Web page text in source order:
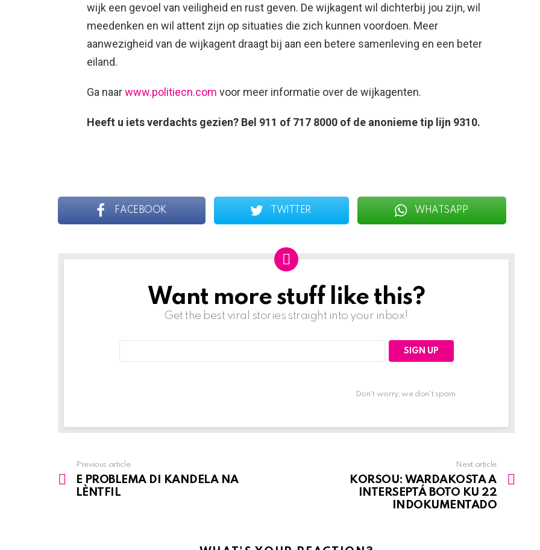
wijk een gevoel van veiligheid en rust geven. De wijkagent wil dichterbij jou zijn, wil
meedenken en wil attent zijn op situaties die zich kunnen voordoen. Meer
aanwezigheid van de wijkagent draagt bij aan een betere samenleving en een beter
eiland.
Ga naarwww.politiecn.com voor meer informatie over de wijkagenten.
Heeft u iets verdachts gezien? Bel 911 of 717 8000 of de anonieme tip lijn 9310.
FACEBOOK TWITTER WHATSAPP
NEWSLETTERWant more stuff like this?
Get the best viral stories straight into your inbox!
Don't worry, we don't spam
See
more
Previous article
E PROBLEMA DI KANDELA NA
LÈNTFIL
Next article
KORSOU: WARDAKOSTA A
INTERSEPTÁ BOTO KU 22
INDOKUMENTADO